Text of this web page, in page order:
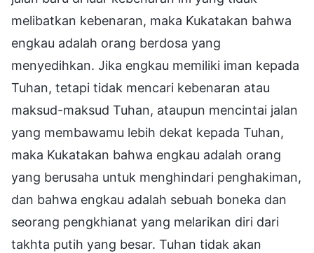
melibatkan kebenaran, maka Kukatakan bahwa
engkau adalah orang berdosa yang
menyedihkan. Jika engkau memiliki iman kepada
Tuhan, tetapi tidak mencari kebenaran atau
maksud-maksud Tuhan, ataupun mencintai jalan
yang membawamu lebih dekat kepada Tuhan,
maka Kukatakan bahwa engkau adalah orang
yang berusaha untuk menghindari penghakiman,
dan bahwa engkau adalah sebuah boneka dan
seorang pengkhianat yang melarikan diri dari
takhta putih yang besar. Tuhan tidak akan